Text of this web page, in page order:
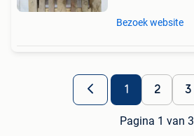
Bezoek website
1 2 3
Pagina 1 van 3